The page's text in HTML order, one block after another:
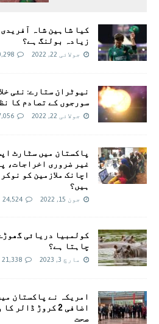
کیا شاہین شاہ
زیادہ بولنگ ہے؟
جولائی 22, 2022
نیوٹران ستارے: نئی
سورجوں کے تصادم کا
جولائی 22, 2022
پاکستان میں سٹارٹ
غیر ضروری اخراجات،
اچانک ملازمین کو
ہیں؟
جون 15, 2022 24,524
کولمبیا دریائی
چاہتا ہے؟
مارچ 3, 2023 21,338
امريکہ نے پاکستان
اضافی 2 کروڑ
صحت